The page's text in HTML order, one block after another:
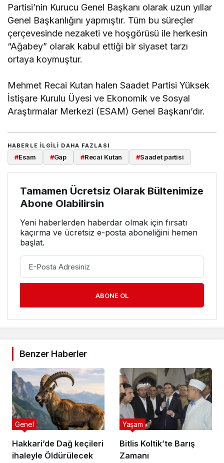
Partisi’nin Kurucu Genel Başkanı olarak uzun yıllar
Genel Başkanlığını yapmıştır. Tüm bu süreçler
çerçevesinde nezaketi ve hoşgörüsü ile herkesin
“Ağabey” olarak kabul ettiği bir siyaset tarzı
ortaya koymuştur.
Mehmet Recai Kutan halen Saadet Partisi Yüksek
İstişare Kurulu Üyesi ve Ekonomik ve Sosyal
Araştırmalar Merkezi (ESAM) Genel Başkanı’dır.
HABERLE ILGILI DAHA FAZLASI
#Esam #Gap #Recai Kutan #Saadet partisi
Tamamen Ücretsiz Olarak Bültenimize
Abone Olabilirsin
Yeni haberlerden haberdar olmak için fırsatı
kaçırma ve ücretsiz e-posta aboneliğini hemen
başlat.
ABONE OL
Benzer Haberler
Hakkari’de Dağ keçileri
ihaleyle Öldürülecek
Genel
Bitlis Koltik’te Barış
Zamanı
Yaşam